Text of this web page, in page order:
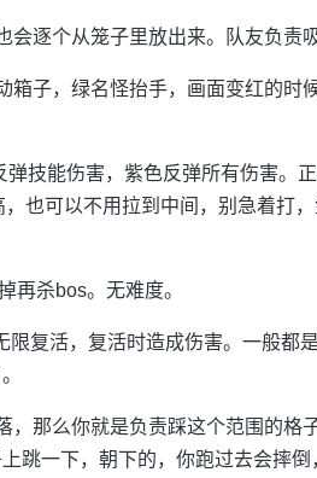
逐个从笼子里放出来。队友负责
子，绿名怪抬手，画面变红的时
技能伤害，紫色反弹所有伤害。正
也可以不用拉到中间，别急着打
再杀bos。无难度。
复活，复活时造成伤害。一般都
那么你就是负责踩这个范围的格
跳一下，朝下的，你跑过去会摔倒